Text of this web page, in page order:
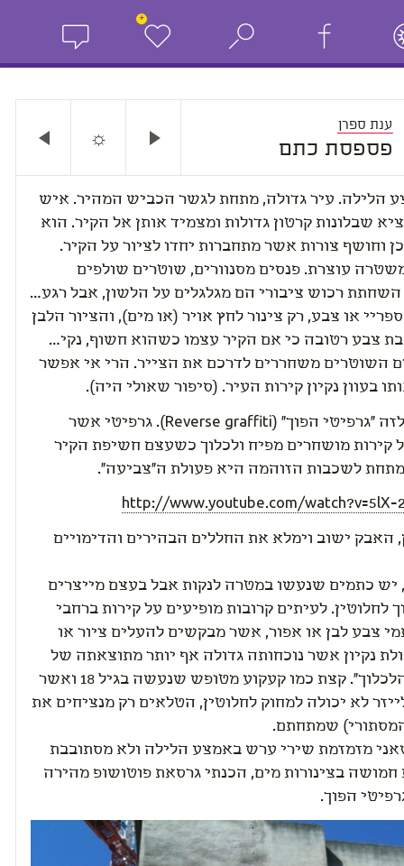
+
ענת ספרן
פספסת כתם ☼
הלילה. עיר גדולה, מתחת לגשר הכביש המהיר. איש
שבלונות קרטון גדולות ומצמיד אותן אל הקיר. הוא
וחושף צורות אשר מתחברות יחדו לציור על הקיר.
עוצרת. פנסים מסנוורים, שוטרים שולפים
השחתת רכוש ציבורי הם מגלגלים על הלשון, אבל רגע…
או צבע, רק צינור לחץ אויר (או מים), והציור הלבן
צבע רטובה כי אם הקיר עצמו כשהוא חשוף, נקי…
השוטרים משחררים לדרכם את הצייר. הרי אי אפשר
בעוון נקיון קירות העיר. (סיפור שאולי היה).
קוראים לזה "גרפיטי הפוך" (Reverse graffiti). גרפיטי אשר
קירות מושחרים מפיח ולכלוך כשעצם חשיפת הקיר
לשכבות הזוהמה היא פעולת ה"צביעה".
http://www.youtube.com/watch?v=5lX-
האבק ישוב וימלא את החללים הבהירים והדימויים
יש כתמים שנעשו במטרה לנקות אבל בעצם מייצרים
לחלוטין. לעיתים קרובות מופיעים על קירות ברחבי
צבע לבן או אפור, אשר מבקשים להעלים ציור או
נקיון אשר נוכחותה גדולה אף יותר מתוצאתה של
"פעולת הלכלוך". קצת כמו קעקוע מטופש שנעשה בגיל 18 ואשר
לא יכולה למחוק לחלוטין, הטלאים רק מנציחים את
שמתחתם.
מזמזמת שירי ערש באמצע הלילה ולא מסתובבת
חמושה בצינורות מים, הכנתי גרסאת פוטושופ מהירה
הפוך.